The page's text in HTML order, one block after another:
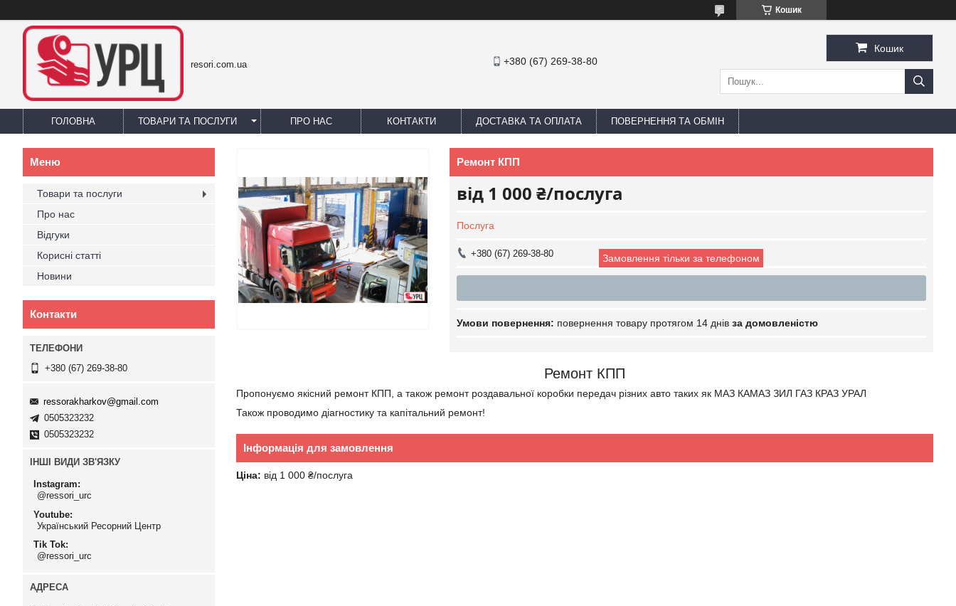
Кошик
resori.com.ua +380 (67) 269-38-80
Кошик
ГОЛОВНА ТОВАРИ ТА ПОСЛУГИ ПРО НАС КОНТАКТИ ДОСТАВКА ТА ОПЛАТА ПОВЕРНЕННЯ ТА ОБМІН
Ремонт КПП
від 1 000 ₴/послуга
Послуга
+380 (67) 269-38-80 Замовлення тільки за телефоном
повернення товару протягом 14 днів за домовленістю
Ремонт КПП
Пропонуємо якісний ремонт КПП, а також ремонт роздавальної коробки передач різних авто таких як МАЗ КАМАЗ ЗИЛ ГАЗ КРАЗ УРАЛ
Також проводимо діагностику та капітальний ремонт!
Інформація для замовлення
Ціна: від 1 000 ₴/послуга
Товари та послуги
Про нас
Відгуки
Корисні статті
Новини
Контакти
+380 (67) 269-38-80
ressorakharkov@gmail.com
0505323232
0505323232
ІНШІ ВИДИ ЗВ'ЯЗКУ
Instagram
@ressori_urc
Youtube
Український Ресорний Центр
Tik Tok
@ressori_urc